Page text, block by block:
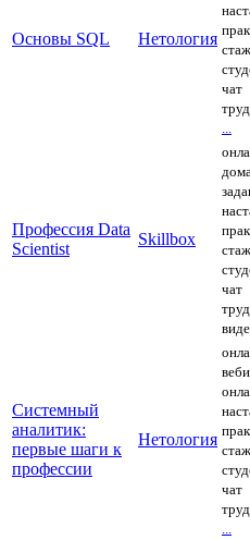
Основы SQL Нетология
чат
Профессия‌ ‌Data‌
‌Scientist‌
Skillbox
чат
Системный
аналитик:
первые шаги к
профессии
Нетология
чат